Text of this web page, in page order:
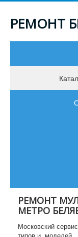
РЕМОНТ
РЕМОНТ
МЕТРО
Московский